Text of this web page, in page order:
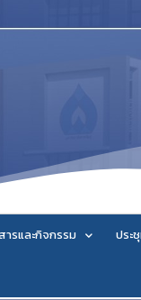
ารและกิจกรรม ประ